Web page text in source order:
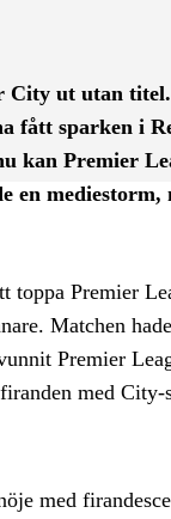
City ut utan
fått sparken i
kan Premier
en
Premier
Matchen
Premier
med City-
med